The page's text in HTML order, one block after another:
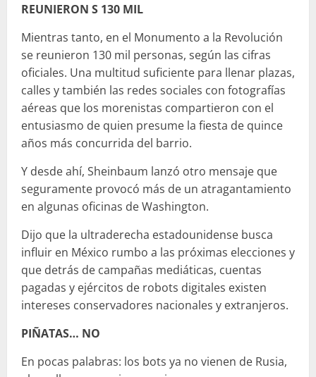
REUNIERON S 130 MIL
Mientras tanto, en el Monumento a la Revolución
se reunieron 130 mil personas, según las cifras
oficiales. Una multitud suficiente para llenar plazas,
calles y también las redes sociales con fotografías
aéreas que los morenistas compartieron con el
entusiasmo de quien presume la fiesta de quince
años más concurrida del barrio.
Y desde ahí, Sheinbaum lanzó otro mensaje que
seguramente provocó más de un atragantamiento
en algunas oficinas de Washington.
Dijo que la ultraderecha estadounidense busca
influir en México rumbo a las próximas elecciones y
que detrás de campañas mediáticas, cuentas
pagadas y ejércitos de robots digitales existen
intereses conservadores nacionales y extranjeros.
PIÑATAS… NO
En pocas palabras: los bots ya no vienen de Rusia,